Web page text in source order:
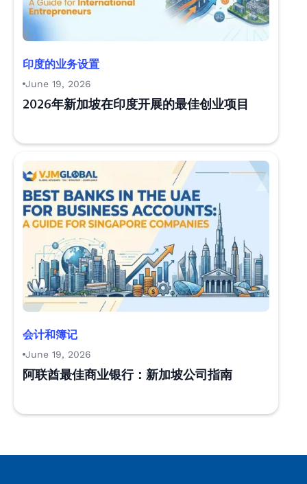
印度的业务设置
June 19, 2026
2026年新加坡在印度开展的最佳创业项目
会计和簿记
June 19, 2026
阿联酋最佳商业银行：新加坡公司指南